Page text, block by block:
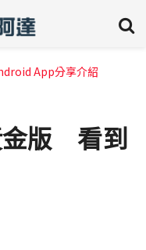
App分享介紹
金版 看到